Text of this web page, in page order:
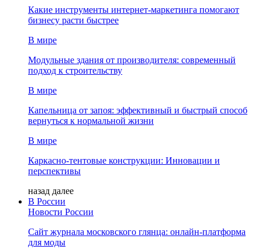
Какие инструменты интернет-маркетинга помогают
бизнесу расти быстрее
В мире
Модульные здания от производителя: современный
подход к строительству
В мире
Капельница от запоя: эффективный и быстрый способ
вернуться к нормальной жизни
В мире
Каркасно-тентовые конструкции: Инновации и
перспективы
назад далее
В России
Новости России
Сайт журнала московского глянца: онлайн‑платформа
для моды